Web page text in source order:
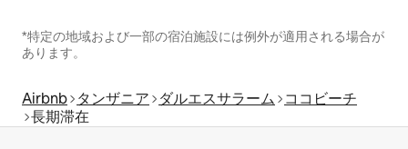
*特定の地域および一部の宿泊施設には例外が適用される場合が
あります。
Airbnb タンザニア ダルエスサラーム
ココビーチ
長期滞在